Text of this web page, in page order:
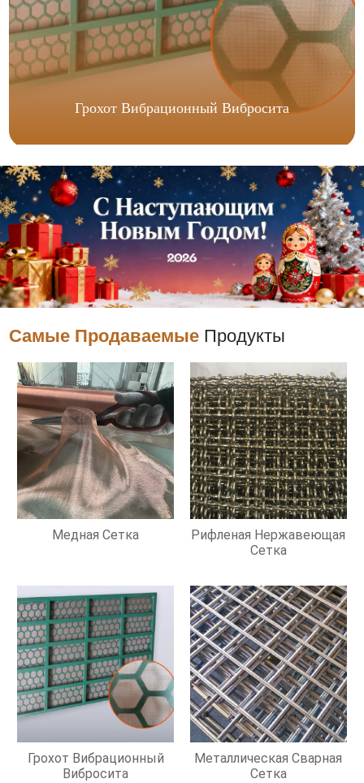
Грохот Вибрационный Вибросита
Самые Продаваемые Продукты
Медная Сетка
Рифленая Нержавеющая
Сетка
Грохот Вибрационный
Вибросита
Металлическая Сварная
Сетка